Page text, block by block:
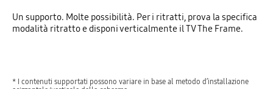
Un supporto. Molte possibilità. Per i ritratti, prova la specifica
modalità ritratto e disponi verticalmente il TV The Frame.
* I contenuti supportati possono variare in base al metodo d’installazione